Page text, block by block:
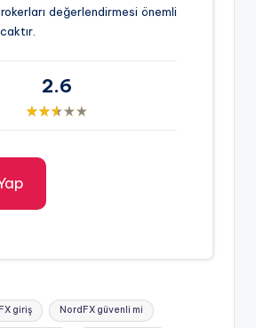
değerlendirmesi önemli
2.6
giriş NordFX güvenli mi